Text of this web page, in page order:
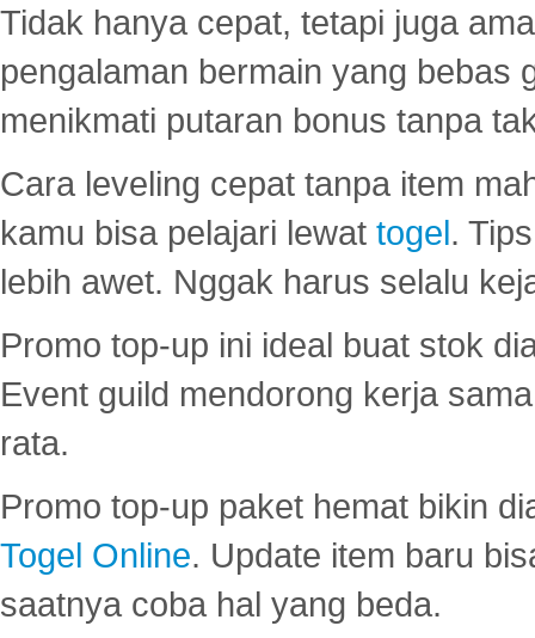
Tidak hanya cepat, tetapi juga
pengalaman bermain yang bebas
menikmati putaran bonus tanpa
Cara leveling cepat tanpa item
kamu bisa pelajari lewat togel.
lebih awet. Nggak harus selalu
Promo top-up ini ideal buat stok
Event guild mendorong kerja
rata.
Promo top-up paket hemat bikin
Togel Online. Update item baru
saatnya coba hal yang beda.